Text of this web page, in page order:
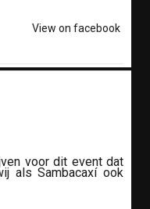
View on facebook
voor dit event dat
als Sambacaxí ook